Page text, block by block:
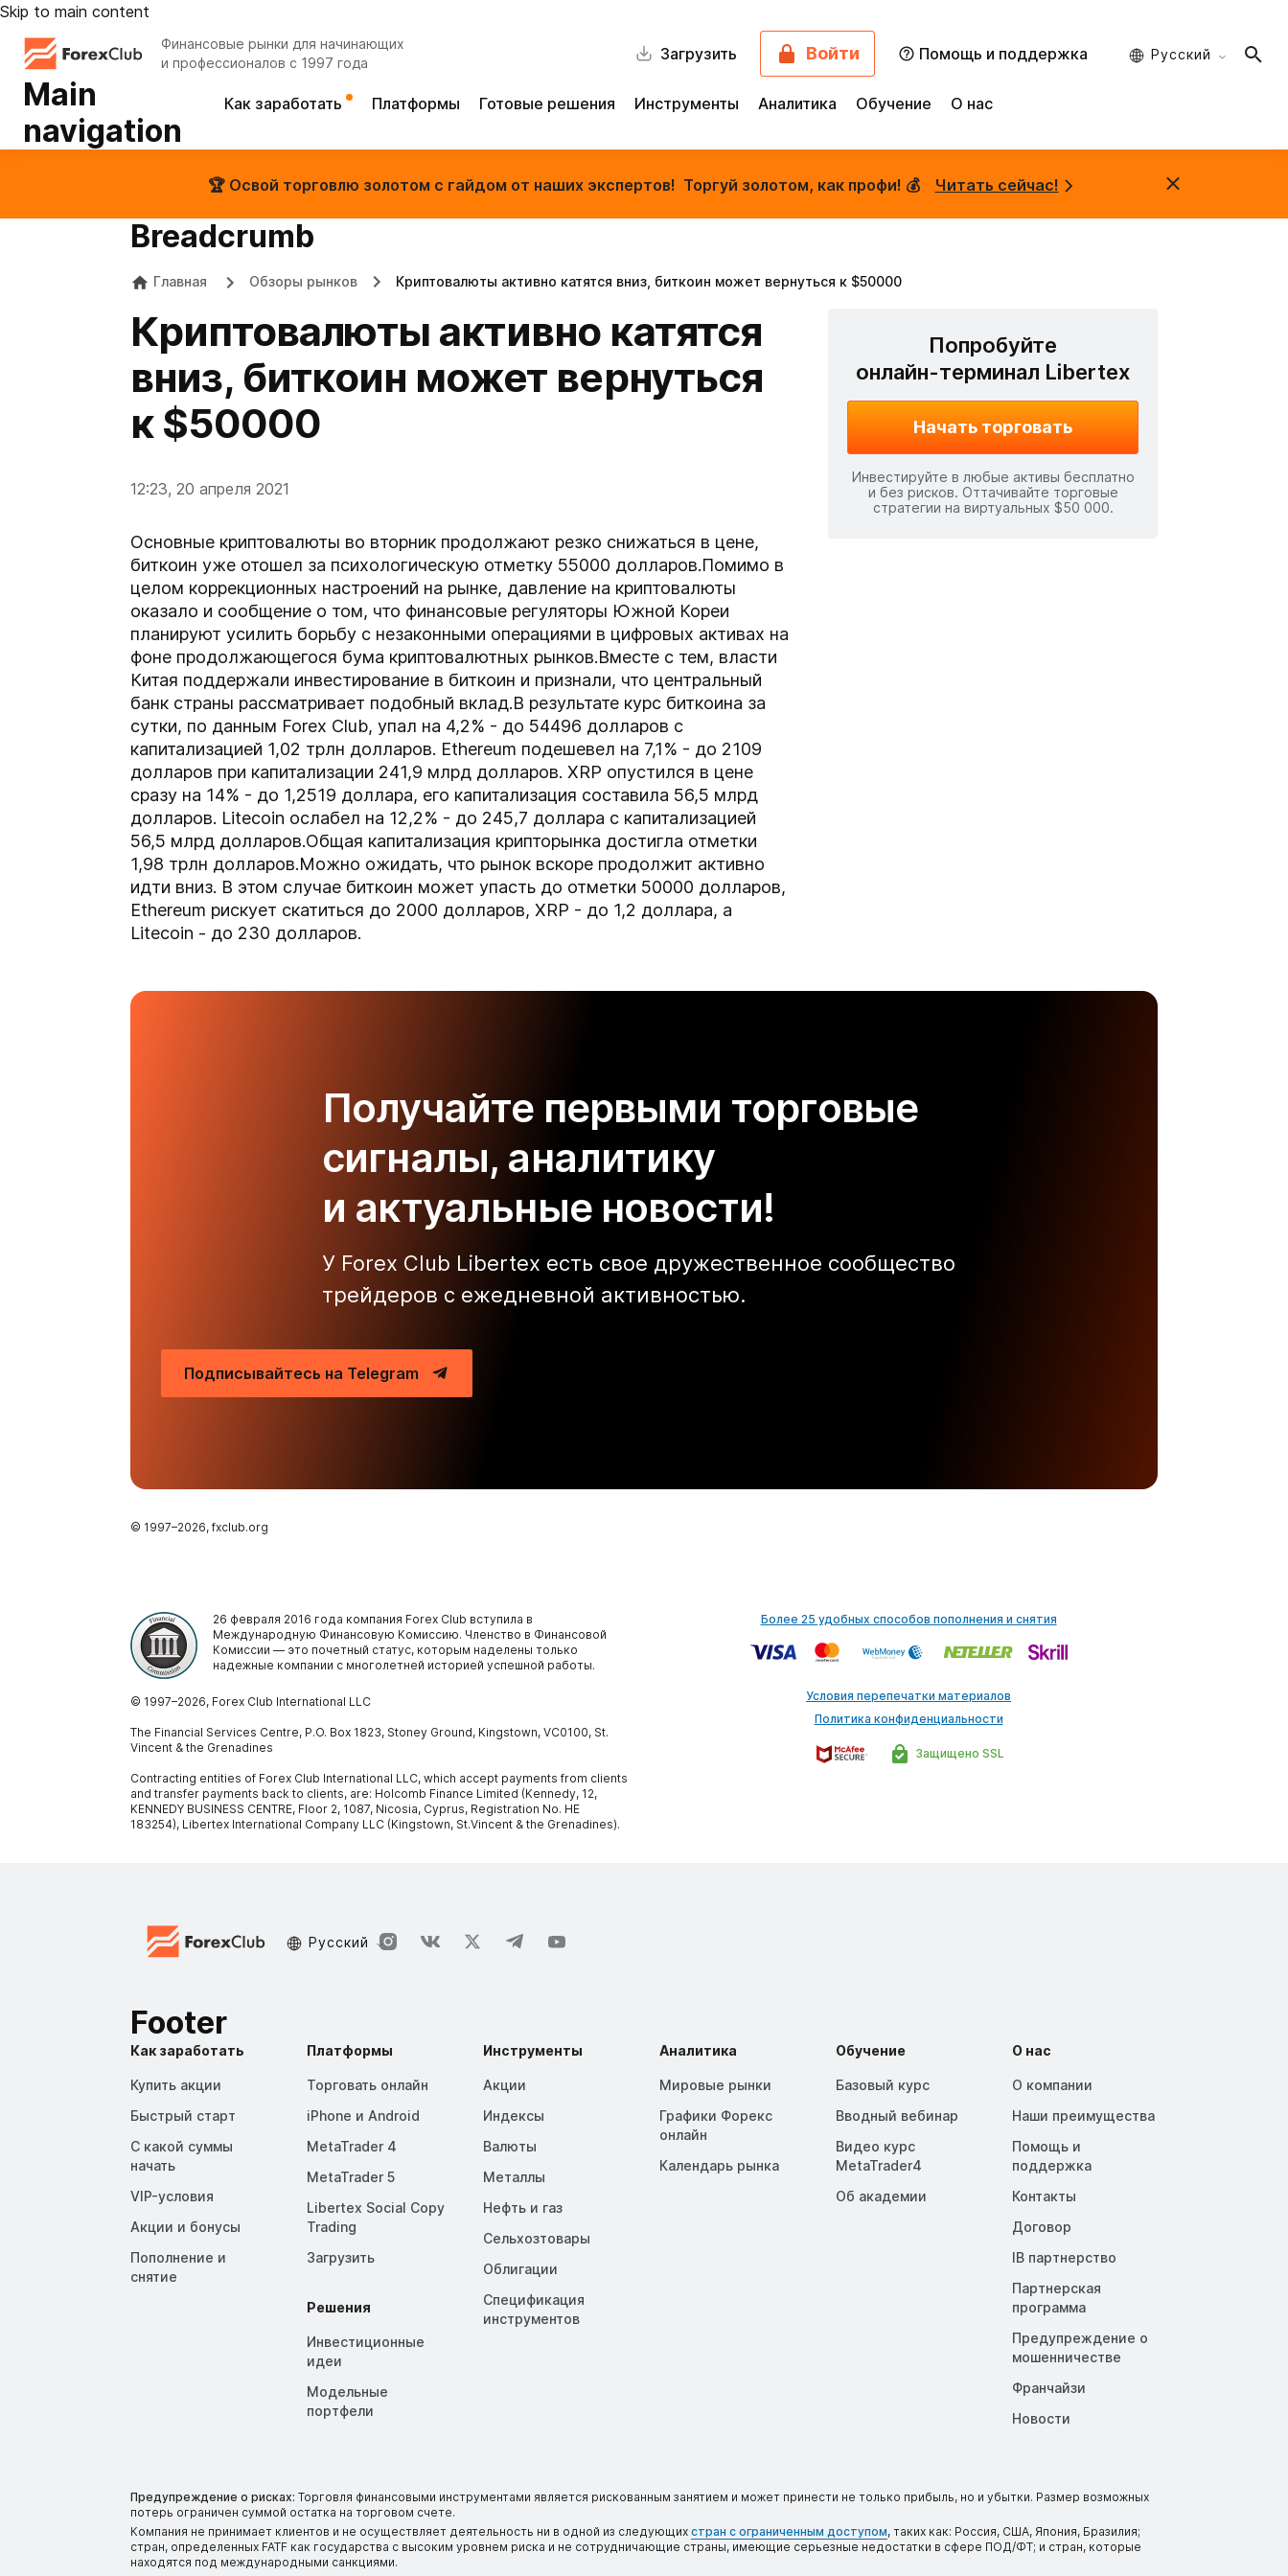
Skip to main content
Финансовые рынки для начинающих
и профессионалов с 1997 года
Загрузить Войти Помощь и поддержка Русский
Main
navigation
Как заработать Платформы Готовые решения Инструменты Аналитика Обучение О нас
🏆 Освой торговлю золотом с гайдом от наших экспертов! Торгуй золотом, как профи! 💰 Читать сейчас!
Breadcrumb
Главная Обзоры рынков Криптовалюты активно катятся вниз, биткоин может вернуться к $50000
Криптовалюты активно катятся
вниз, биткоин может вернуться
к $50000
12:23, 20 апреля 2021
Основные криптовалюты во вторник продолжают резко снижаться в цене,
биткоин уже отошел за психологическую отметку 55000 долларов.Помимо в
целом коррекционных настроений на рынке, давление на криптовалюты
оказало и сообщение о том, что финансовые регуляторы Южной Кореи
планируют усилить борьбу с незаконными операциями в цифровых активах на
фоне продолжающегося бума криптовалютных рынков.Вместе с тем, власти
Китая поддержали инвестирование в биткоин и признали, что центральный
банк страны рассматривает подобный вклад.В результате курс биткоина за
сутки, по данным Forex Club, упал на 4,2% - до 54496 долларов с
капитализацией 1,02 трлн долларов. Ethereum подешевел на 7,1% - до 2109
долларов при капитализации 241,9 млрд долларов. XRP опустился в цене
сразу на 14% - до 1,2519 доллара, его капитализация составила 56,5 млрд
долларов. Litecoin ослабел на 12,2% - до 245,7 доллара с капитализацией
56,5 млрд долларов.Общая капитализация крипторынка достигла отметки
1,98 трлн долларов.Можно ожидать, что рынок вскоре продолжит активно
идти вниз. В этом случае биткоин может упасть до отметки 50000 долларов,
Ethereum рискует скатиться до 2000 долларов, XRP - до 1,2 доллара, а
Litecoin - до 230 долларов.
Попробуйте
онлайн-терминал Libertex
Начать торговать
Инвестируйте в любые активы бесплатно
и без рисков. Оттачивайте торговые
стратегии на виртуальных $50 000.
Получайте первыми торговые
сигналы, аналитику
и актуальные новости!
У Forex Club Libertex есть свое дружественное сообщество
трейдеров с ежедневной активностью.
Подписывайтесь на Telegram
© 1997–2026, fxclub.org
26 февраля 2016 года компания Forex Club вступила в
Международную Финансовую Комиссию. Членство в Финансовой
Комиссии — это почетный статус, которым наделены только
надежные компании с многолетней историей успешной работы.
© 1997–2026, Forex Club International LLC
The Financial Services Centre, P.O. Box 1823, Stoney Ground, Kingstown, VC0100, St.
Vincent & the Grenadines
Contracting entities of Forex Club International LLC, which accept payments from clients
and transfer payments back to clients, are: Holcomb Finance Limited (Kennedy, 12,
KENNEDY BUSINESS CENTRE, Floor 2, 1087, Nicosia, Cyprus, Registration No. HE
183254), Libertex International Company LLC (Kingstown, St.Vincent & the Grenadines).
Более 25 удобных способов пополнения и снятия
Защищено SSL
Условия перепечатки материалов
Политика конфиденциальности
Русский
Footer
Как заработать
Купить акции
Быстрый старт
С какой суммы
начать
VIP-условия
Акции и бонусы
Пополнение и
снятие
Платформы
Торговать онлайн
iPhone и Android
MetaTrader 4
MetaTrader 5
Libertex Social Copy
Trading
Загрузить
Решения
Инвестиционные
идеи
Модельные
портфели
Инструменты
Акции
Индексы
Валюты
Металлы
Нефть и газ
Сельхозтовары
Облигации
Спецификация
инструментов
Аналитика
Мировые рынки
Графики Форекс
онлайн
Календарь рынка
Обучение
Базовый курс
Вводный вебинар
Видео курс
MetaTrader4
Об академии
О нас
О компании
Наши преимущества
Помощь и
поддержка
Контакты
Договор
IB партнерство
Партнерская
программа
Предупреждение о
мошенничестве
Франчайзи
Новости
Предупреждение о рисках: Торговля финансовыми инструментами является рискованным занятием и может принести не только прибыль, но и убытки. Размер возможных
потерь ограничен суммой остатка на торговом счете.
Компания не принимает клиентов и не осуществляет деятельность ни в одной из следующих стран с ограниченным доступом, таких как: Россия, США, Япония, Бразилия;
стран, определенных FATF как государства с высоким уровнем риска и не сотрудничающие страны, имеющие серьезные недостатки в сфере ПОД/ФТ; и стран, которые
находятся под международными санкциями.